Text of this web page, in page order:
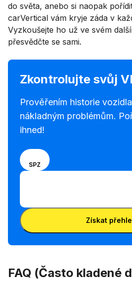
do světa, anebo si naopak
carVertical vám kryje záda v
Vyzkoušejte ho už ve svém
přesvědčte se sami.
Zkontrolujte svůj
Prověřením historie
nákladným problémům.
ihned!
Vyberte
způsob
kódem a
poznávací
značkou
SPZ
Zadejte kód VIN
Zadejte kód VIN
Získat
FAQ (Často kladené